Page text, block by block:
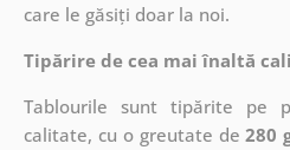
care le găsiți doar la noi.
Tipărire de cea mai înaltă
Tablourile sunt tipărite pe
calitate, cu o greutate de280